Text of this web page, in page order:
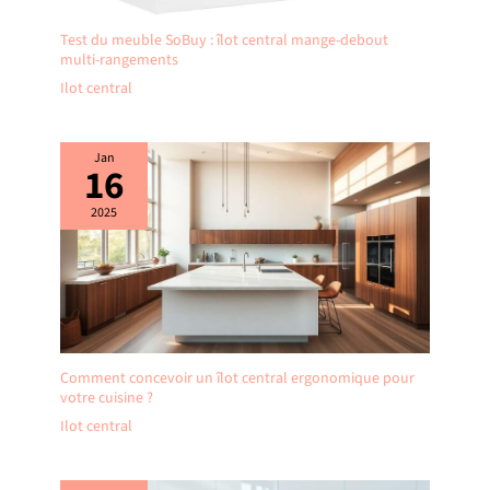
Test du meuble SoBuy : îlot central mange-debout
multi-rangements
Ilot central
Jan
16
2025
Comment concevoir un îlot central ergonomique pour
votre cuisine ?
Ilot central